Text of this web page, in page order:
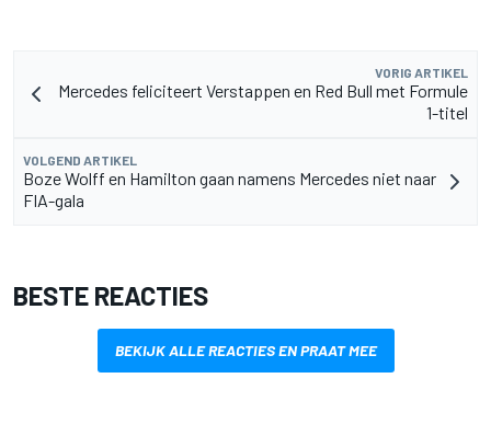
VORIG ARTIKEL
Mercedes feliciteert Verstappen en Red Bull met Formule
1-titel
VOLGEND ARTIKEL
Boze Wolff en Hamilton gaan namens Mercedes niet naar
FIA-gala
BESTE REACTIES
BEKIJK ALLE REACTIES EN PRAAT MEE